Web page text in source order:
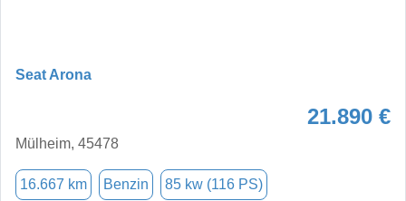
Seat Arona
21.890 €
Mülheim, 45478
16.667 km Benzin 85 kw (116 PS)